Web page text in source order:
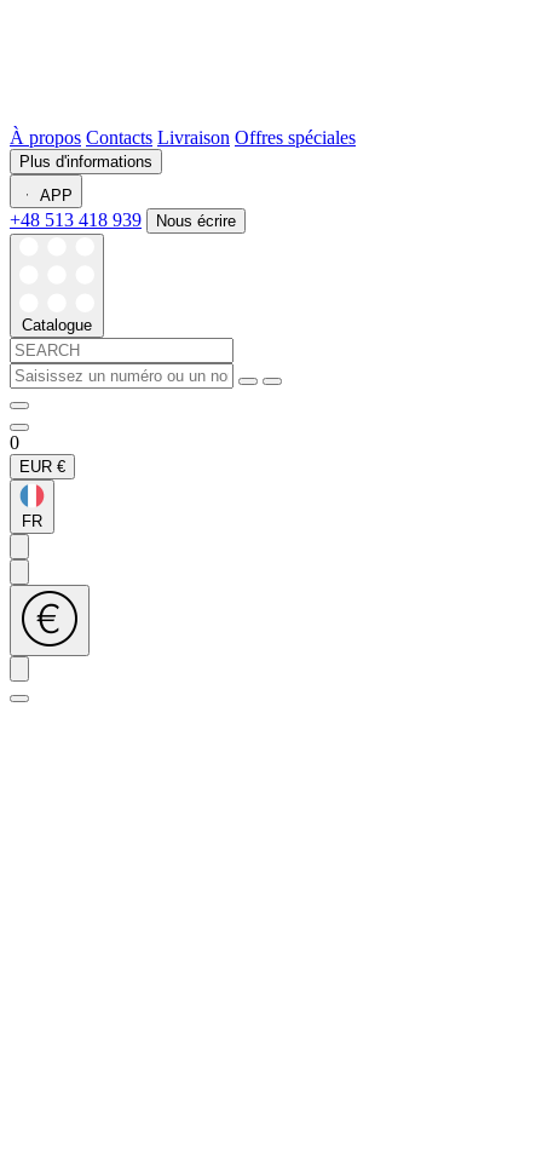
À propos Contacts Livraison Offres spéciales
Plus d'informations
APP
+48 513 418 939 Nous écrire
Catalogue
0
EUR €
FR